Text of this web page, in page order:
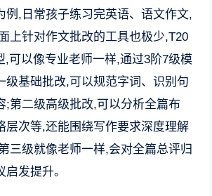
例,日常孩子练习完英语、语文作文,
上针对作文批改的工具也极少,T20
,可以像专业老师一样,通过3阶7级模
级基础批改,可以规范字词、识别句
;第二级高级批改,可以分析全篇布
层次等,还能围绕写作要求深度理解
三级就像老师一样,会对全篇总评归
发提升。